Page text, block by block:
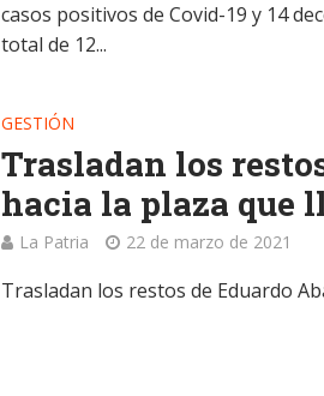
casos positivos de Covid-19 y 14
total de 12...
GESTIÓN
Trasladan los
hacia la plaza que
La Patria 22 de marzo de 2021
Trasladan los restos de Eduardo